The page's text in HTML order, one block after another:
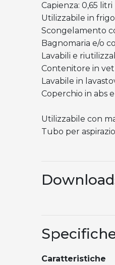
Capienza: 0,65 litri
Utilizzabile in
Scongelamento
Bagnomaria e/o
Lavabili e
Contenitore in
Lavabile in
Coperchio in abs
Utilizzabile con
Tubo per
Caratteristiche